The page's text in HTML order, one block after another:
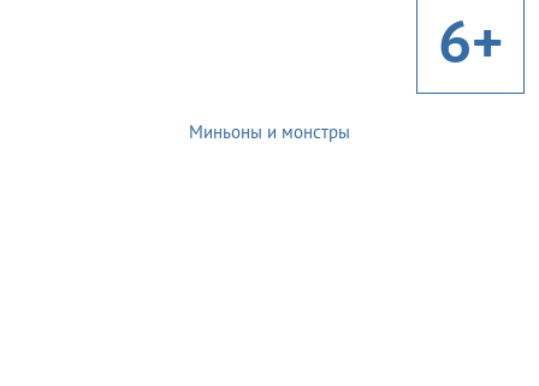
6+
Миньоны и монстры